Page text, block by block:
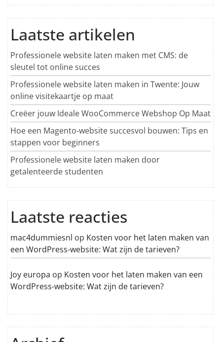
Laatste artikelen
Professionele website laten maken met CMS: de
sleutel tot online succes
Professionele website laten maken in Twente: Jouw
online visitekaartje op maat
Creëer jouw Ideale WooCommerce Webshop Op Maat
Hoe een Magento-website succesvol bouwen: Tips en
stappen voor beginners
Professionele website laten maken door
getalenteerde studenten
Laatste reacties
mac4dummiesnl op Kosten voor het laten maken van
een WordPress-website: Wat zijn de tarieven?
Joy europa op Kosten voor het laten maken van een
WordPress-website: Wat zijn de tarieven?